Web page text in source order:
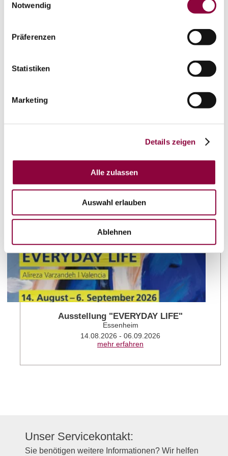
Notwendig
Präferenzen
Statistiken
Marketing
Details zeigen
Alle zulassen
Auswahl erlauben
Ablehnen
WEITERE TERMINE
VERANSTALTUNGSORT
KONTAKT
WEITERE INFOS & DOWNLOADS
Weitere Veranstaltungen in der Nähe
Ausstellung "EVERYDAY LIFE"
Essenheim
14.08.2026 - 06.09.2026
mehr erfahren
Unser Servicekontakt:
Sie benötigen weitere Informationen? Wir helfen